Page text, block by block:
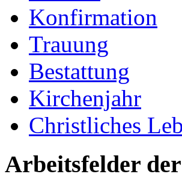
Konfirmation
Trauung
Bestattung
Kirchenjahr
Christliches
Arbeitsfelder